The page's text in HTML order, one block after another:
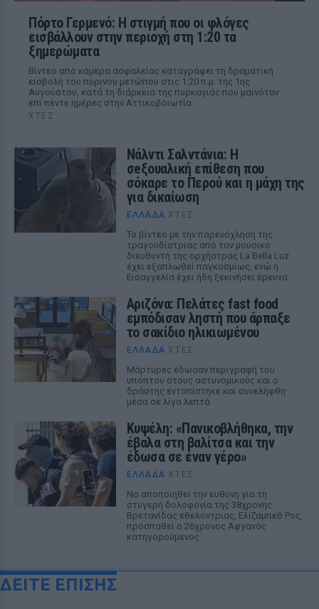
Πόρτο Γερμενό: Η στιγμή που οι φλόγες
εισβάλλουν στην περιοχή στη 1:20 τα
ξημερώματα
Βίντεο από κάμερα ασφαλείας καταγράφει τη δραματική
εισβολή του πύρινου μετώπου στις 1:20 π.μ. της 1ης
Αυγούστου, κατά τη διάρκεια της πυρκαγιάς που μαινόταν
επί πέντε ημέρες στην Αττικοβοιωτία.
ΧΤΕΣ
Νάλντι Σαλντάνια: Η
σeξουαλική επίθεση που
σόκαρε το Περού και η μάχη της
για δικαίωση
ΕΛΛΆΔΑ ΧΤΕΣ
Το βίντεο με την παρενόχληση της
τραγουδίστριας από τον μουσικό
διευθυντή της ορχήστρας La Bella Luz
έχει εξαπλωθεί παγκοσμίως, ενώ η
Εισαγγελία έχει ήδη ξεκινήσει έρευνα.
Αριζόνα: Πελάτες fast food
εμπόδισαν ληστή που άρπαξε
το σακίδιο ηλικιωμένου
ΕΛΛΆΔΑ ΧΤΕΣ
Μάρτυρες έδωσαν περιγραφή του
υπόπτου στους αστυνομικούς και ο
δράστης εντοπίστηκε και συνελήφθη
μέσα σε λίγα λεπτά
Κυψέλη: «Πανικοβλήθηκα, την
έβαλα στη βαλίτσα και την
έδωσα σε έναν γέρο»
ΕΛΛΆΔΑ ΧΤΕΣ
Να αποποιηθεί την ευθύνη για τη
στυγερή δολοφονία της 38χρονης
Βρετανίδας εθελόντριας, Ελίζαμπεθ Ρος,
προσπαθεί ο 26χρονος Αφγανός
κατηγορούμενος
ΔΕΙΤΕ ΕΠΙΣΗΣ